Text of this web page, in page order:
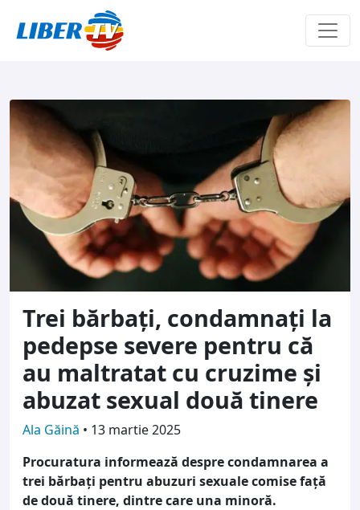
Trei bărbați, condamnați la
pedepse severe pentru că
au maltratat cu cruzime și
abuzat sexual două tinere
Ala Găină • 13 martie 2025
Procuratura informează despre condamnarea a
trei bărbați pentru abuzuri sexuale comise față
de două tinere, dintre care una minoră.